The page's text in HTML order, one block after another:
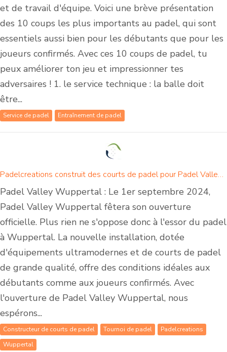
et de travail d'équipe. Voici une brève présentation
des 10 coups les plus importants au padel, qui sont
essentiels aussi bien pour les débutants que pour les
joueurs confirmés. Avec ces 10 coups de padel, tu
peux améliorer ton jeu et impressionner tes
adversaires ! 1. le service technique : la balle doit
être...
Service de padel Entraînement de padel
Padelcreations construit des courts de padel pour Padel Valley Wuppertal - Ouverture le 1er septembre 2024
Padel Valley Wuppertal : Le 1er septembre 2024,
Padel Valley Wuppertal fêtera son ouverture
officielle. Plus rien ne s'oppose donc à l'essor du padel
à Wuppertal. La nouvelle installation, dotée
d'équipements ultramodernes et de courts de padel
de grande qualité, offre des conditions idéales aux
débutants comme aux joueurs confirmés. Avec
l'ouverture de Padel Valley Wuppertal, nous
espérons...
Constructeur de courts de padel Tournoi de padel
Padelcreations
Wuppertal